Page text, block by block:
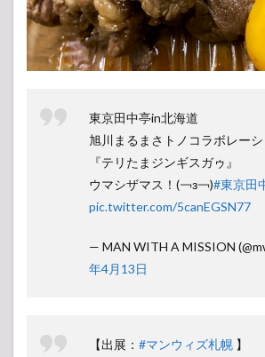
東京田中亭in北海道
旭川まるまさトノコラボレー
『テリたまジンギスガゥ』
ウマシザマス！(￢з￢)#東京田
pic.twitter.com/5canEGSN77
— MAN WITH A MISSION
年4月13日
【出展： #マンウィズ札幌 】